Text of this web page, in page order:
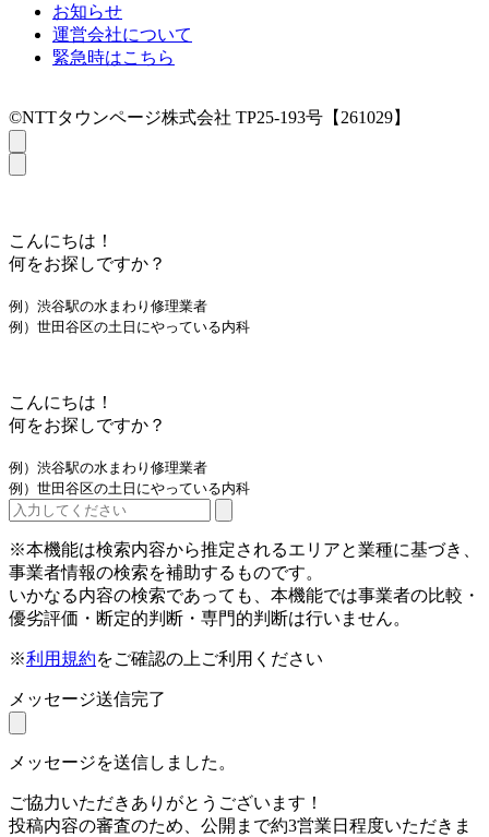
お知らせ
運営会社について
緊急時はこちら
©NTTタウンページ株式会社 TP25-193号【261029】
こんにちは！
何をお探しですか？
例）渋谷駅の水まわり修理業者
例）世田谷区の土日にやっている内科
こんにちは！
何をお探しですか？
例）渋谷駅の水まわり修理業者
例）世田谷区の土日にやっている内科
※本機能は検索内容から推定されるエリアと業種に基づき、
事業者情報の検索を補助するものです。
いかなる内容の検索であっても、本機能では事業者の比較・
優劣評価・断定的判断・専門的判断は行いません。
※利用規約をご確認の上ご利用ください
メッセージ送信完了
メッセージを送信しました。
ご協力いただきありがとうございます！
投稿内容の審査のため、公開まで約3営業日程度いただきま